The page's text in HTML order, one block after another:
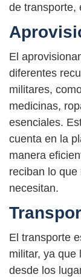
de transporte,
El
diferentes
militares,
medicinas,
esenciales.
cuenta en la
manera
reciban lo
necesitan.
El transporte
militar, ya que
desde los